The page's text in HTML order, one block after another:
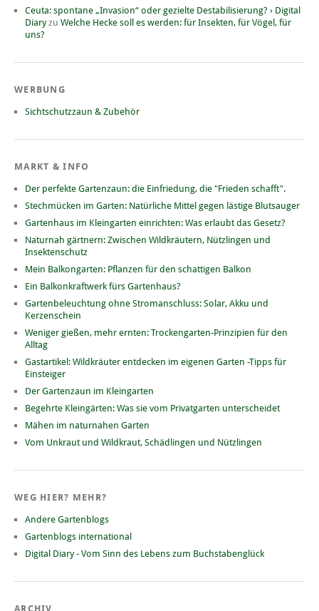
Ceuta: spontane „Invasion“ oder gezielte Destabilisierung? › Digital
Diaryzu Welche Hecke soll es werden: für Insekten, für Vögel, für
uns?
WERBUNG
Sichtschutzzaun & Zubehör
MARKT & INFO
Der perfekte Gartenzaun: die Einfriedung, die "Frieden schafft".
Stechmücken im Garten: Natürliche Mittel gegen lästige Blutsauger
Gartenhaus im Kleingarten einrichten: Was erlaubt das Gesetz?
Naturnah gärtnern: Zwischen Wildkräutern, Nützlingen und
Insektenschutz
Mein Balkongarten: Pflanzen für den schattigen Balkon
Ein Balkonkraftwerk fürs Gartenhaus?
Gartenbeleuchtung ohne Stromanschluss: Solar, Akku und
Kerzenschein
Weniger gießen, mehr ernten: Trockengarten-Prinzipien für den
Alltag
Gastartikel: Wildkräuter entdecken im eigenen Garten -Tipps für
Einsteiger
Der Gartenzaun im Kleingarten
Begehrte Kleingärten: Was sie vom Privatgarten unterscheidet
Mähen im naturnahen Garten
Vom Unkraut und Wildkraut, Schädlingen und Nützlingen
WEG HIER? MEHR?
Andere Gartenblogs
Gartenblogs international
Digital Diary - Vom Sinn des Lebens zum Buchstabenglück
ARCHIV